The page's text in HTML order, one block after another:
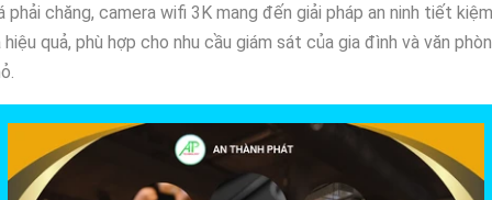
phải chăng, camera wifi 3K mang đến giải pháp an ninh tiết kiệm
hiệu quả, phù hợp cho nhu cầu giám sát của gia đình và văn